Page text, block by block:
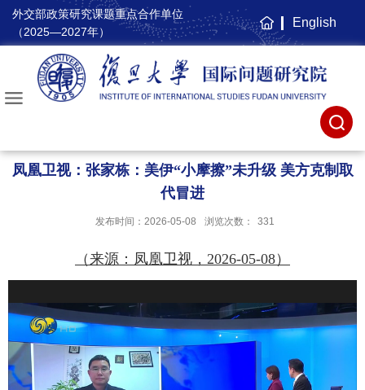
外交部政策研究课题重点合作单位
（2025—2027年）
主
页
English
凤凰卫视：张家栋：美伊“小摩擦”未升级 美方克制取
代冒进
发布时间：2026-05-08 浏览次数： 331
（来源：凤凰卫视，2026-05-08）